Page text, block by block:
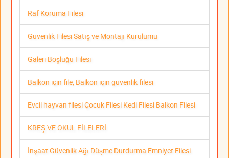
Raf Koruma Filesi
Güvenlik Filesi Satış ve Montajı Kurulumu
Galeri Boşluğu Filesi
Balkon için file, Balkon için güvenlik filesi
Evcil hayvan filesi Çocuk Filesi Kedi Filesi Balkon Filesi
KREŞ VE OKUL FİLELERİ
İnşaat Güvenlik Ağı Düşme Durdurma Emniyet Filesi